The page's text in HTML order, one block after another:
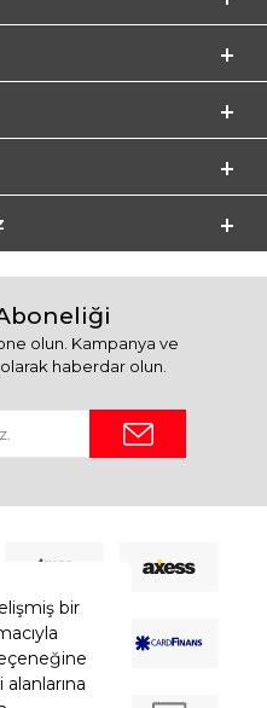
bir
olun. Kampanya ve
haberdar olun.